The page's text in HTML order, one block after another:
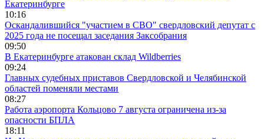
Екатеринбурге
10:16
Оскандалившийся "участием в СВО" свердловский депутат с
2025 года не посещал заседания Заксобрания
09:50
В Екатеринбурге атакован склад Wildberries
09:24
Главных судебных приставов Свердловской и Челябинской
областей поменяли местами
08:27
Работа аэропорта Кольцово 7 августа ограничена из-за
опасности БПЛА
18:11